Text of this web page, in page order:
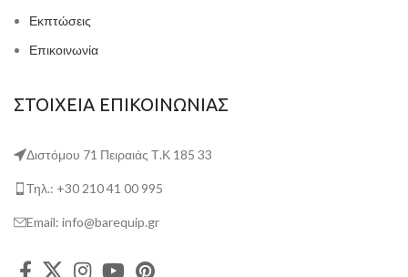
Εκπτώσεις
Επικοινωνία
ΣΤΟΙΧΕΙΑ ΕΠΙΚΟΙΝΩΝΙΑΣ
Διστόμου 71 Πειραιάς Τ.Κ 185 33
Τηλ.: +30 210 41 00 995
Email: info@barequip.gr